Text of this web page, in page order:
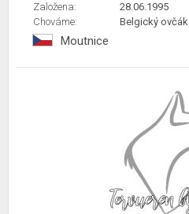
Založena:
28.06.1995
Chováme:
Belgický ovčák
Moutnice